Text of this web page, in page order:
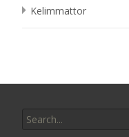
Kelimmattor
for: